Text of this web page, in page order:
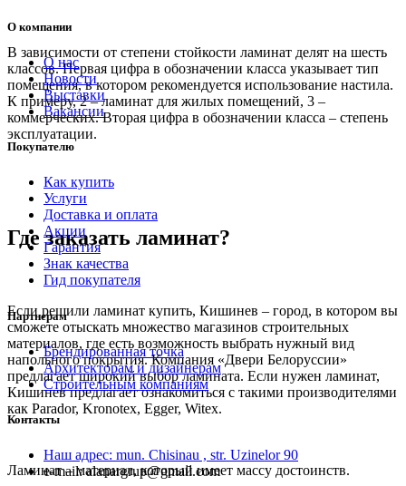
В зависимости от степени стойкости ламинат делят на шесть
классов. Первая цифра в обозначении класса указывает тип
помещения, в котором рекомендуется использование настила.
К примеру, 2 – ламинат для жилых помещений, 3 –
коммерческих. Вторая цифра в обозначении класса – степень
эксплуатации.
Где заказать ламинат?
Если решили ламинат купить, Кишинев – город, в котором вы
сможете отыскать множество магазинов строительных
материалов, где есть возможность выбрать нужный вид
напольного покрытия. Компания «Двери Белоруссии»
предлагает широкий выбор ламината. Если нужен ламинат,
Кишинев предлагает ознакомиться с такими производителями
как Parador, Kronotex, Egger, Witex.
Ламинат – материал, который имеет массу достоинств.
О компании
О нас
Новости
Выставки
Вакансии
Покупателю
Как купить
Услуги
Доставка и оплата
Акции
Гарантия
Знак качества
Гид покупателя
Партнерам
Брендированная точка
Архитекторам и дизайнерам
Строительным компаниям
Контакты
Наш адрес: mun. Chisinau , str. Uzinelor 90
e-mail:alanargrup@gmail.com